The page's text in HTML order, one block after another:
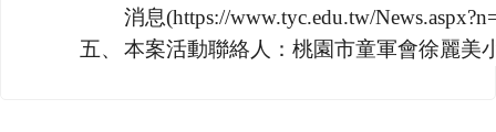
消息(https://www.tyc.edu.tw/
五、 本案活動聯絡人：桃園市童軍會徐麗美